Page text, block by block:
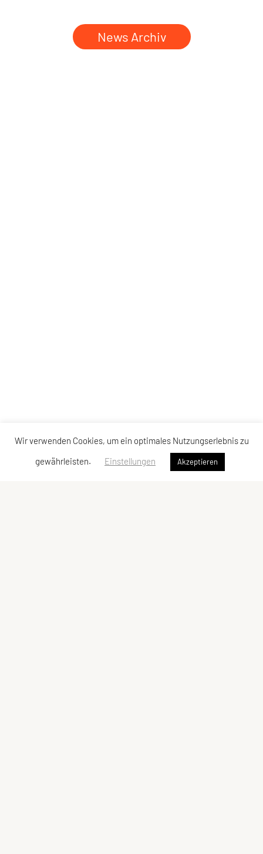
News Archiv
Wir verwenden Cookies, um ein optimales Nutzungserlebnis zu
gewährleisten.
Einstellungen Akzeptieren